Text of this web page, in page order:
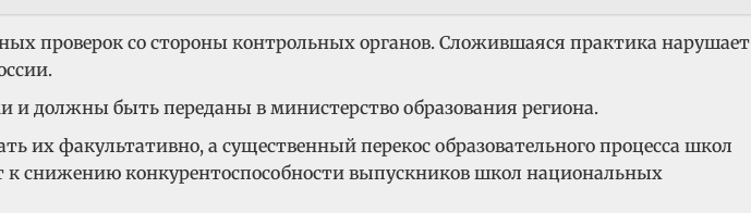
проверок со стороны контрольных органов. Сложившаяся практика нарушает
должны быть переданы в министерство образования региона.
их факультативно, а существенный перекос образовательного процесса школ
к снижению конкурентоспособности выпускников школ национальных